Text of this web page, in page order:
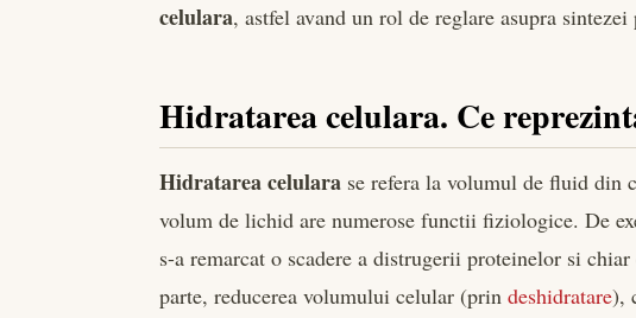
celulara, astfel avand un rol de reglare asupra sintezei
Hidratarea celulara. Ce
Hidratarea celulara se refera la volumul de fluid din
volum de lichid are numerose functii fiziologice. De
s-a remarcat o scadere a distrugerii proteinelor si
parte, reducerea volumului celular (prindeshidratare),